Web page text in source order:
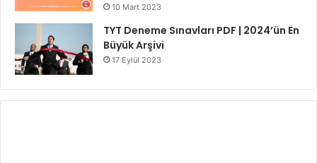
10 Mart 2023
TYT Deneme Sınavları PDF | 2024’ün En
Büyük Arşivi
17 Eylül 2023